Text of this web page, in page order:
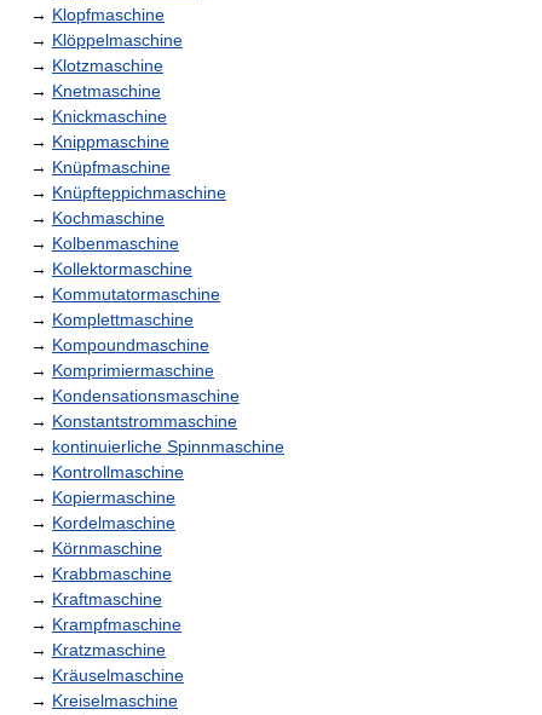
→ Klopfmaschine
→ Klöppelmaschine
→ Klotzmaschine
→ Knetmaschine
→ Knickmaschine
→ Knippmaschine
→ Knüpfmaschine
→ Knüpfteppichmaschine
→ Kochmaschine
→ Kolbenmaschine
→ Kollektormaschine
→ Kommutatormaschine
→ Komplettmaschine
→ Kompoundmaschine
→ Komprimiermaschine
→ Kondensationsmaschine
→ Konstantstrommaschine
→ kontinuierliche Spinnmaschine
→ Kontrollmaschine
→ Kopiermaschine
→ Kordelmaschine
→ Körnmaschine
→ Krabbmaschine
→ Kraftmaschine
→ Krampfmaschine
→ Kratzmaschine
→ Kräuselmaschine
→ Kreiselmaschine